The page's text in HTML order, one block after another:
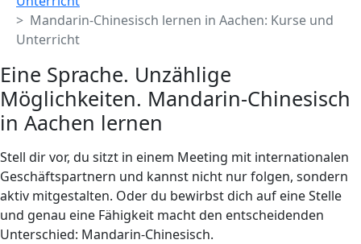
Mandarin-Chinesisch lernen in Aachen: Kurse und
Unterricht
Eine Sprache. Unzählige
Möglichkeiten. Mandarin-Chinesisch
in Aachen lernen
Stell dir vor, du sitzt in einem Meeting mit internationalen
Geschäftspartnern und kannst nicht nur folgen, sondern
aktiv mitgestalten. Oder du bewirbst dich auf eine Stelle
und genau eine Fähigkeit macht den entscheidenden
Unterschied: Mandarin-Chinesisch.